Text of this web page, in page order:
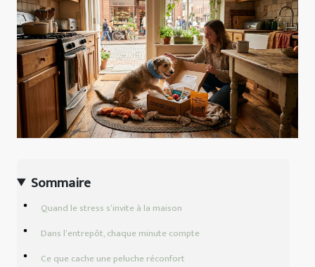
Sommaire
Quand le stress s’invite à la maison
Dans l’entrepôt, chaque minute compte
Ce que cache une peluche réconfort